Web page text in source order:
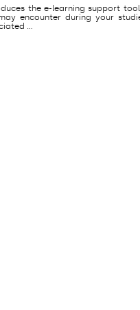
the e-learning support
encounter during your
...